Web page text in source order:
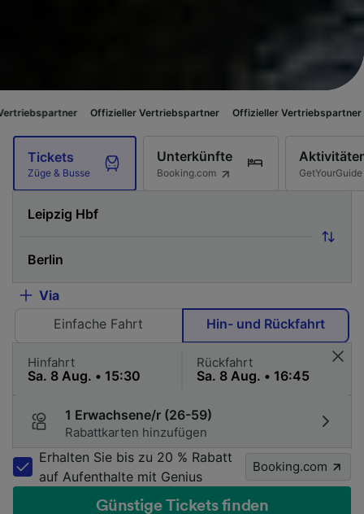
Offizieller Vertriebspartner Offizieller Vertriebspartner Offizieller
Tickets
Züge & Busse
Unterkünfte
Booking.com GetYourGuide
Via
Einfache Fahrt
Hin- und Rückfahrt
Hinfahrt Rückfahrt
1 Erwachsene/r (26-59)
Rabattkarten hinzufügen
Erhalten Sie bis zu 20 % Rabatt
auf Aufenthalte mit Genius
Booking.com
Günstige Tickets finden